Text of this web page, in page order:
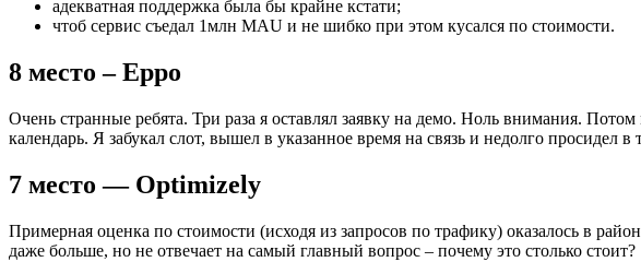
адекватная поддержка была бы крайне кстати;
чтоб сервис съедал 1млн MAU и не шибко при этом кусался по стоимости.
8 место – Eppo
Очень странные ребята. Три раза я оставлял заявку на демо. Ноль внимания.
календарь. Я забукал слот, вышел в указанное время на связь и недолго просидел
7 место — Optimizely
Примерная оценка по стоимости (исходя из запросов по трафику) оказалось в
даже больше, но не отвечает на самый главный вопрос – почему это столько стоит?